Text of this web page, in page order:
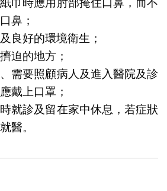
巾時應用肘部掩住口鼻，而不
鼻；
良好的環境衛生；
迫的地方；
需要照顧病人及進入醫院及診
戴上口罩；
就診及留在家中休息，若症狀
醫。